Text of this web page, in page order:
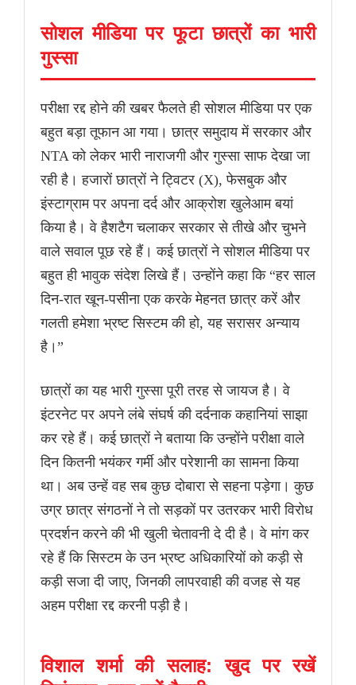
सोशल मीडिया पर फूटा छात्रों का भारी
गुस्सा
परीक्षा रद्द होने की खबर फैलते ही सोशल मीडिया पर एक
बहुत बड़ा तूफान आ गया। छात्र समुदाय में सरकार और
NTA को लेकर भारी नाराजगी और गुस्सा साफ देखा जा
रही है। हजारों छात्रों ने ट्विटर (X), फेसबुक और
इंस्टाग्राम पर अपना दर्द और आक्रोश खुलेआम बयां
किया है। वे हैशटैग चलाकर सरकार से तीखे और चुभने
वाले सवाल पूछ रहे हैं। कई छात्रों ने सोशल मीडिया पर
बहुत ही भावुक संदेश लिखे हैं। उन्होंने कहा कि “हर साल
दिन-रात खून-पसीना एक करके मेहनत छात्र करें और
गलती हमेशा भ्रष्ट सिस्टम की हो, यह सरासर अन्याय
है।”
छात्रों का यह भारी गुस्सा पूरी तरह से जायज है। वे
इंटरनेट पर अपने लंबे संघर्ष की दर्दनाक कहानियां साझा
कर रहे हैं। कई छात्रों ने बताया कि उन्होंने परीक्षा वाले
दिन कितनी भयंकर गर्मी और परेशानी का सामना किया
था। अब उन्हें वह सब कुछ दोबारा से सहना पड़ेगा। कुछ
उग्र छात्र संगठनों ने तो सड़कों पर उतरकर भारी विरोध
प्रदर्शन करने की भी खुली चेतावनी दे दी है। वे मांग कर
रहे हैं कि सिस्टम के उन भ्रष्ट अधिकारियों को कड़ी से
कड़ी सजा दी जाए, जिनकी लापरवाही की वजह से यह
अहम परीक्षा रद्द करनी पड़ी है।
विशाल शर्मा की सलाह: खुद पर रखें